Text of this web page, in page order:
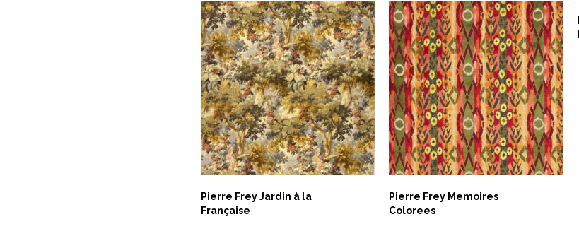
ASK NOW
Pierre Frey Jardin à la
Française
Pierre Frey Memoires
Colorees